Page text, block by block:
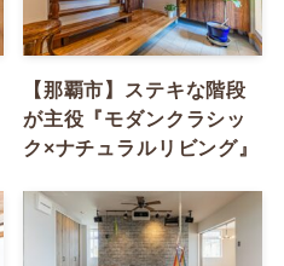
【那覇市】ステキな階段
が主役『モダンクラシッ
ク×ナチュラルリビング』